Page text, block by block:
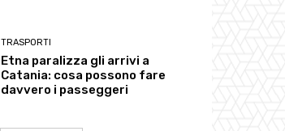
TRASPORTI
Etna paralizza gli arrivi a
Catania: cosa possono fare
davvero i passeggeri